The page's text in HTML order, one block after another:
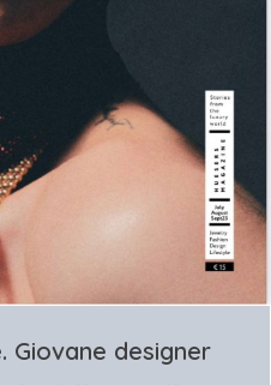
Giovane designer